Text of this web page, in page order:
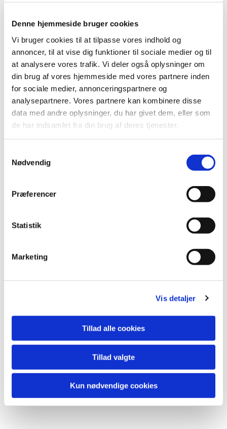
Denne hjemmeside bruger cookies
Vi bruger cookies til at tilpasse vores indhold og
annoncer, til at vise dig funktioner til sociale medier og til
at analysere vores trafik. Vi deler også oplysninger om
din brug af vores hjemmeside med vores partnere inden
for sociale medier, annonceringspartnere og
analysepartnere. Vores partnere kan kombinere disse
data med andre oplysninger, du har givet dem, eller som
de har indsamlet fra din brug af deres tjenester.
Nødvendig
Præferencer
Statistik
Marketing
Vis detaljer
Tillad alle cookies
Tillad valgte
Kun nødvendige cookies
Du vil måske også kunne
lide...